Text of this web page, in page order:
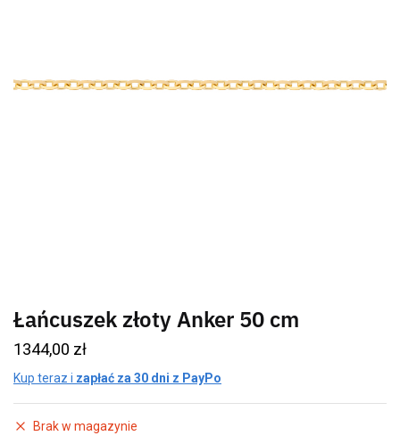
Łańcuszek złoty Anker 50 cm
1344,00 zł
Kup teraz i zapłać za 30 dni z PayPo
Brak w magazynie